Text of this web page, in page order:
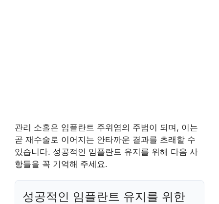
관리 소홀은 임플란트 주위염의 주범이 되며, 이는
곧 재수술로 이어지는 안타까운 결과를 초래할 수
있습니다. 성공적인 임플란트 유지를 위해 다음 사
항들을 꼭 기억해 주세요.
성공적인 임플란트 유지를 위한